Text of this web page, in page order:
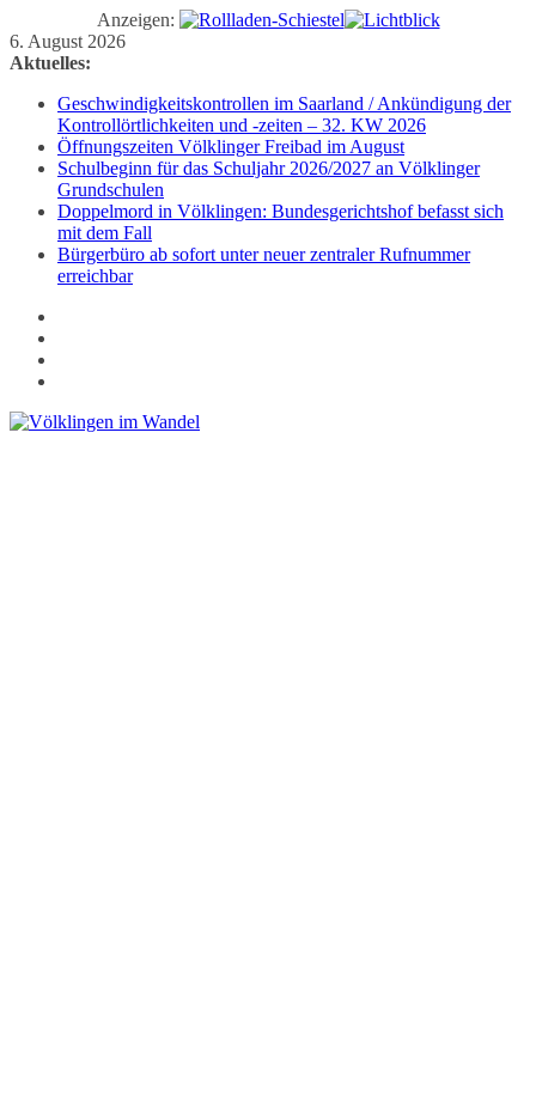
Anzeigen:
Zum
Inhalt
6. August 2026
Aktuelles:
Geschwindigkeitskontrollen im Saarland / Ankündigung der
Kontrollörtlichkeiten und -zeiten – 32. KW 2026
Öffnungszeiten Völklinger Freibad im August
Schulbeginn für das Schuljahr 2026/2027 an Völklinger
Grundschulen
Doppelmord in Völklingen: Bundesgerichtshof befasst sich
mit dem Fall
Bürgerbüro ab sofort unter neuer zentraler Rufnummer
erreichbar